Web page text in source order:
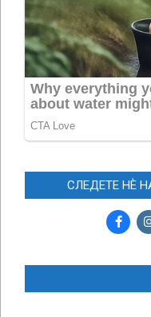
СЛЕДЕТЕ НЀ